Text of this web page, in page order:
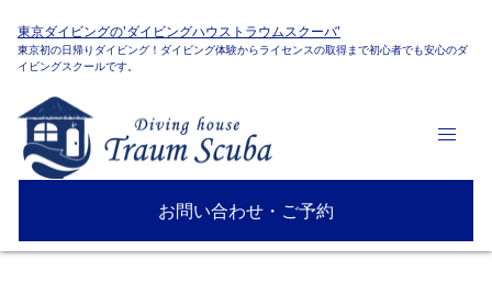
東京ダイビングの'ダイビングハウストラウムスクーバ'
東京初の日帰りダイビング！ダイビング体験からライセンスの取得まで初心者でも安心のダ
イビングスクールです。
お問い合わせ・ご予約